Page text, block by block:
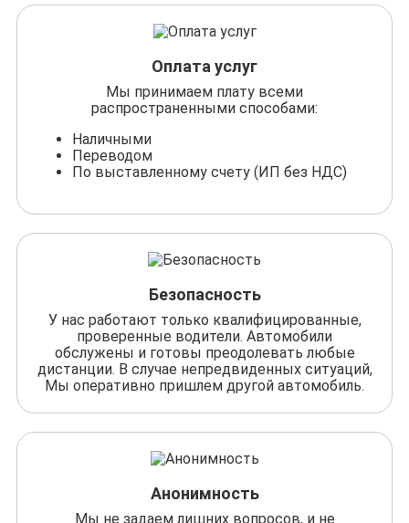
Оплата услуг
Мы принимаем плату всеми
распространенными способами:
Наличными
Переводом
По выставленному счету (ИП без НДС)
Безопасность
У нас работают только квалифицированные,
проверенные водители. Автомобили
обслужены и готовы преодолевать любые
дистанции. В случае непредвиденных ситуаций,
Мы оперативно пришлем другой автомобиль.
Анонимность
Мы не задаем лишних вопросов, и не